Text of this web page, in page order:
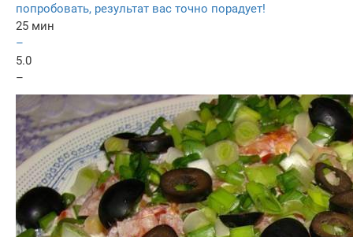
попробовать, результат вас точно порадует!
25 мин
–
5.0
–